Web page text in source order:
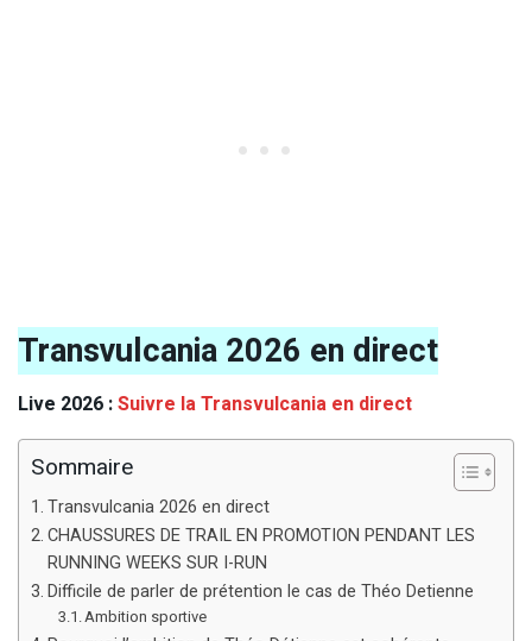
Transvulcania 2026 en direct
Live 2026 :Suivre la Transvulcania en direct
Sommaire
Transvulcania 2026 en direct
CHAUSSURES DE TRAIL EN PROMOTION PENDANT LES
RUNNING WEEKS SUR I-RUN
Difficile de parler de prétention le cas de Théo Detienne
Ambition sportive